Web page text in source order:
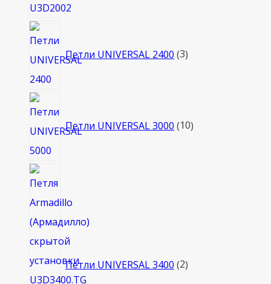
Петли UNIVERSAL 2400 3товара
Петли UNIVERSAL 3000 10товаров
Петли UNIVERSAL 3400 2